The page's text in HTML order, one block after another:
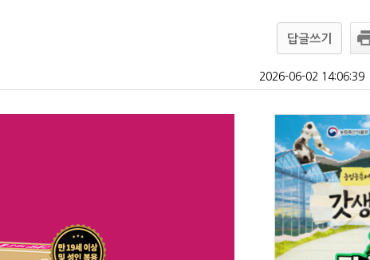
답글쓰기
2026-06-02 14:06:39